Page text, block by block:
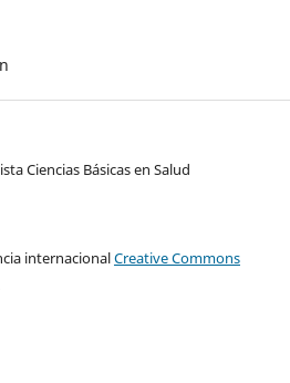
Ciencias Básicas en Salud
internacionalCreative Commons